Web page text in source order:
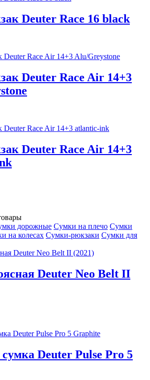
Deuter Race 16 black
Deuter Race Air 14+3
Deuter Race Air 14+3
дорожные Сумки на плечо Сумки
на колесах Сумки-рюкзаки Сумки для
Deuter Neo Belt II
Deuter Pulse Pro 5